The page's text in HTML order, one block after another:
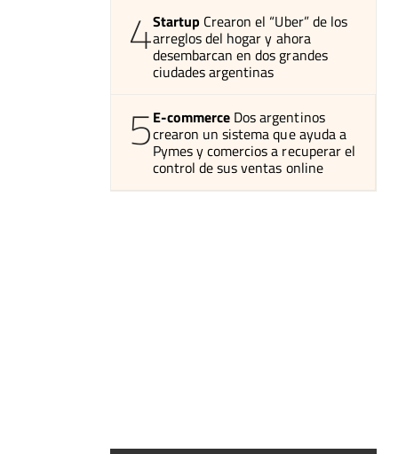
4Startup Crearon el “Uber” de los
arreglos del hogar y ahora
desembarcan en dos grandes
ciudades argentinas
5E-commerce Dos argentinos
crearon un sistema que ayuda a
Pymes y comercios a recuperar el
control de sus ventas online